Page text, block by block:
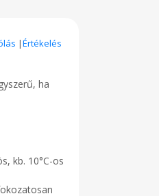
|Értékelés
ha
kb. 10°C-os